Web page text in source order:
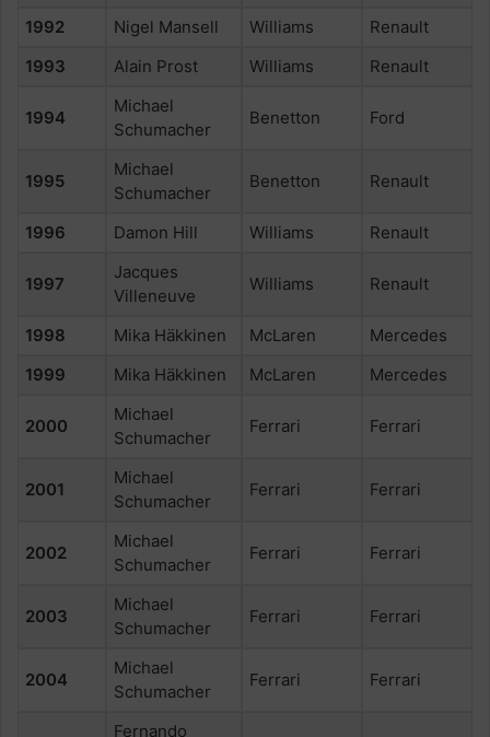
1992
Nigel Mansell Williams
Renault
1993
Alain Prost Williams Renault
1994
Michael
Schumacher
Benetton Ford
1995
Michael
Schumacher
Benetton Renault
1996 Damon Hill Williams Renault
1997
Jacques
Villeneuve
Williams Renault
1998 Mika Häkkinen McLaren
Mercedes
1999
Mika Häkkinen McLaren Mercedes
2000
Michael
Schumacher
Ferrari Ferrari
2001
Michael
Schumacher
Ferrari Ferrari
2002
Michael
Schumacher
Ferrari Ferrari
2003
Michael
Schumacher
Ferrari Ferrari
2004
Michael
Schumacher
Ferrari Ferrari
Fernando